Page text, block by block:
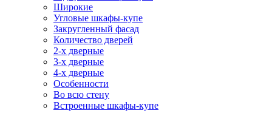
Широкие
Угловые шкафы-купе
Закругленный фасад
Количество дверей
2-х дверные
3-х дверные
4-х дверные
Особенности
Во всю стену
Встроенные шкафы-купе